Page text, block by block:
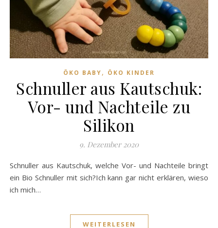
ÖKO BABY, ÖKO KINDER
Schnuller aus Kautschuk:
Vor- und Nachteile zu
Silikon
9. Dezember 2020
Schnuller aus Kautschuk, welche Vor- und Nachteile bringt
ein Bio Schnuller mit sich?Ich kann gar nicht erklären, wieso
ich mich…
WEITERLESEN